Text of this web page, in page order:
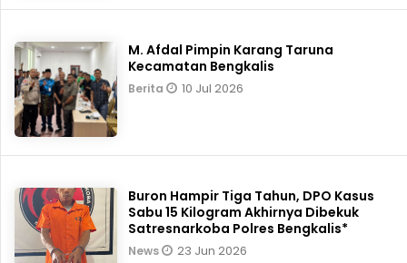
M. Afdal Pimpin Karang Taruna
Kecamatan Bengkalis
Berita 10 Jul 2026
Buron Hampir Tiga Tahun, DPO Kasus
Sabu 15 Kilogram Akhirnya Dibekuk
Satresnarkoba Polres Bengkalis*
News 23 Jun 2026